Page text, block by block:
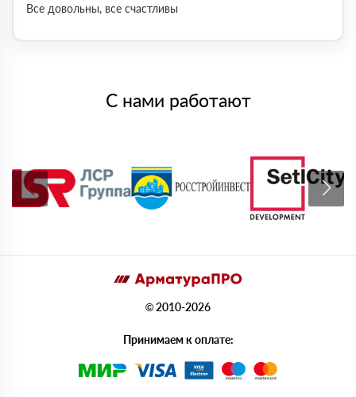
Все довольны, все счастливы
С нами работают
© 2010-2026
Принимаем к оплате: